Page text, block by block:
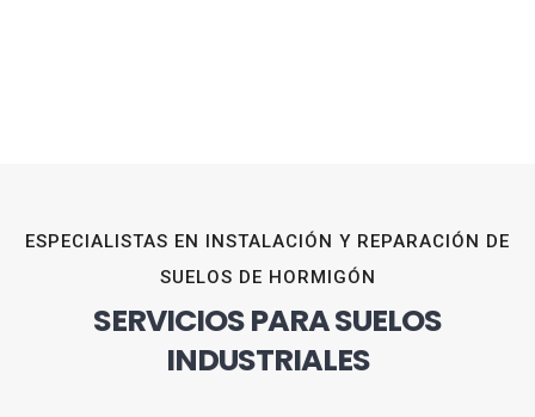
ESPECIALISTAS EN INSTALACIÓN Y REPARACIÓN DE
SUELOS DE HORMIGÓN
SERVICIOS PARA SUELOS
INDUSTRIALES